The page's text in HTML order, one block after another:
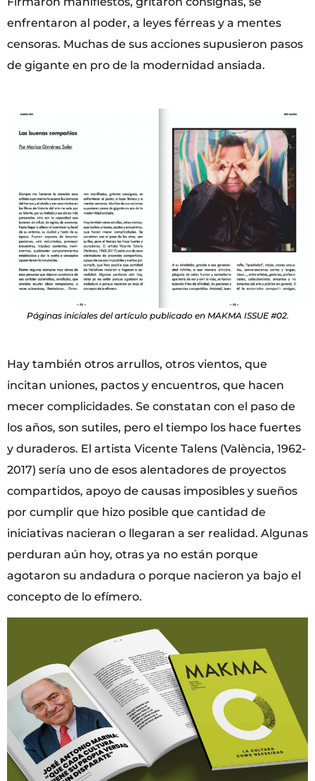
enfrentaron al poder, a leyes férreas y a mentes
censoras. Muchas de sus acciones supusieron pasos
de gigante en pro de la modernidad ansiada.
Páginas iniciales del artículo publicado en MAKMA ISSUE #02.
Hay también otros arrullos, otros vientos, que
incitan uniones, pactos y encuentros, que hacen
mecer complicidades. Se constatan con el paso de
los años, son sutiles, pero el tiempo los hace fuertes
y duraderos. El artista Vicente Talens (València, 1962-
2017) sería uno de esos alentadores de proyectos
compartidos, apoyo de causas imposibles y sueños
por cumplir que hizo posible que cantidad de
iniciativas nacieran o llegaran a ser realidad. Algunas
perduran aún hoy, otras ya no están porque
agotaron su andadura o porque nacieron ya bajo el
concepto de lo efímero.